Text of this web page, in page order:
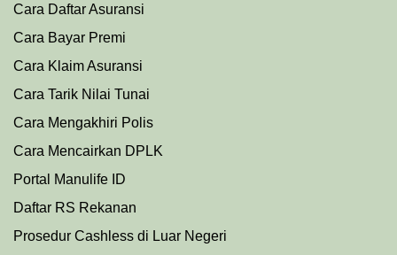
Cara Daftar Asuransi
Cara Bayar Premi
Cara Klaim Asuransi
Cara Tarik Nilai Tunai
Cara Mengakhiri Polis
Cara Mencairkan DPLK
Portal Manulife ID
Daftar RS Rekanan
Prosedur Cashless di Luar Negeri